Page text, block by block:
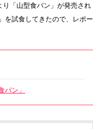
「山型食パン」が発売され
を試食してきたので、レポー
ン」